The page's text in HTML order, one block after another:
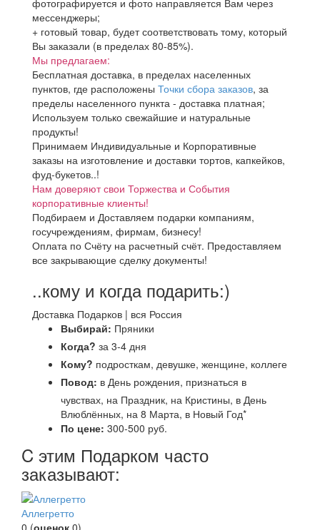
фотографируется и фото направляется Вам через
мессенджеры;
+ готовый товар, будет соответствовать тому, который
Вы заказали (в пределах 80-85%).
Мы предлагаем:
Бесплатная доставка, в пределах населенных
пунктов, где расположены Точки сбора заказов, за
пределы населенного пункта - доставка платная;
Используем только свежайшие и натуральные
продукты!
Принимаем Индивидуальные и Корпоративные
заказы на изготовление и доставки тортов, капкейков,
фуд-букетов..!
Нам доверяют свои Торжества и События
корпоративные клиенты!
Подбираем и Доставляем подарки компаниям,
госучреждениям, фирмам, бизнесу!
Оплата по Счёту на расчетный счёт. Предоставляем
все закрывающие сделку документы!
..кому и когда подарить:)
Доставка Подарков | вся Россия
Выбирай: Пряники
Когда? за 3-4 дня
Кому? подросткам, девушке, женщине, коллеге
Повод: в День рождения, признаться в
чувствах, на Праздник, на Кристины, в День
Влюблённых, на 8 Марта, в Новый Год*
По цене: 300-500 руб.
C этим Подарком часто
заказывают:
Аллегретто